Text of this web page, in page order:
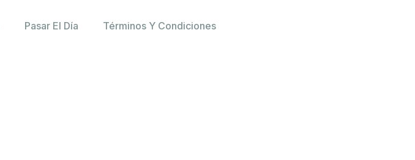
Pasar El Día Términos Y Condiciones